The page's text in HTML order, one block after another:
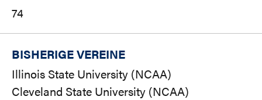
74
BISHERIGE VEREINE
Illinois State University (NCAA)
Cleveland State University (NCAA)